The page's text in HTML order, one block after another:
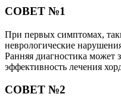
СОВЕТ №1
При первых симптомах,
неврологические
Ранняя диагностика может
эффективность лечения
СОВЕТ №2